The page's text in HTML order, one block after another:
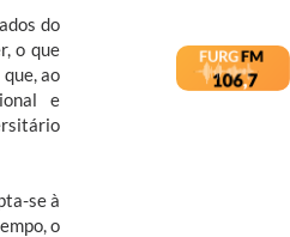
do
o que
ao
e
se à
o